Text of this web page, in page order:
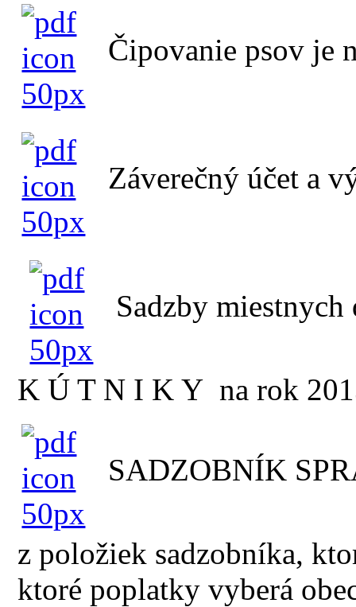
Čipovanie psov je
Záverečný účet a
Sadzby
K Ú T N I K Y na rok
SADZOBNÍK
z položiek sadzobníka,
ktoré poplatky vyberá